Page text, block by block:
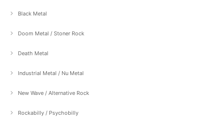
Black Metal
Doom Metal / Stoner Rock
Death Metal
Industrial Metal / Nu Metal
New Wave / Alternative Rock
Rockabilly / Psychobilly